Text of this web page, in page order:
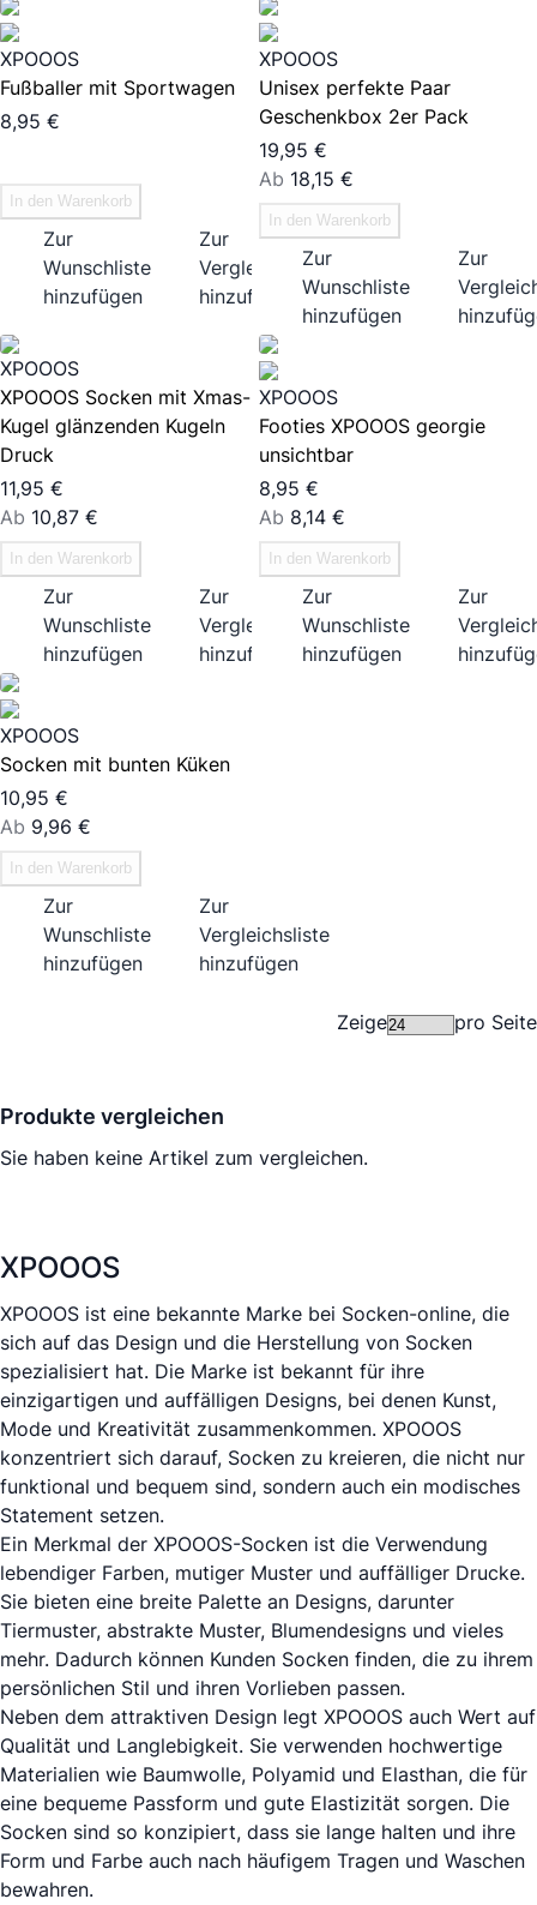
XPOOOS
Fußballer mit Sportwagen
8,95 €
In den Warenkorb
Zur
Wunschliste
hinzufügen
Zur
Vergleichsliste
hinzufügen
XPOOOS
Unisex perfekte Paar
Geschenkbox 2er Pack
19,95 €
Ab 18,15 €
In den Warenkorb
Zur
Wunschliste
hinzufügen
Zur
XPOOOS
XPOOOS Socken mit Xmas-
Kugel glänzenden Kugeln
Druck
11,95 €
Ab 10,87 €
In den Warenkorb
Zur
Wunschliste
hinzufügen
Zur
Vergleichsliste
hinzufügen
XPOOOS
Footies XPOOOS georgie
unsichtbar
8,95 €
Ab 8,14 €
In den Warenkorb
Zur
Wunschliste
hinzufügen
Zur
XPOOOS
Socken mit bunten Küken
10,95 €
Ab 9,96 €
In den Warenkorb
Zur
Wunschliste
hinzufügen
Zur
Vergleichsliste
hinzufügen
Zeige pro Seite
Produkte vergleichen
Sie haben keine Artikel zum vergleichen.
XPOOOS
XPOOOS ist eine bekannte Marke bei Socken-online, die
sich auf das Design und die Herstellung von Socken
spezialisiert hat. Die Marke ist bekannt für ihre
einzigartigen und auffälligen Designs, bei denen Kunst,
Mode und Kreativität zusammenkommen. XPOOOS
konzentriert sich darauf, Socken zu kreieren, die nicht nur
funktional und bequem sind, sondern auch ein modisches
Statement setzen.
Ein Merkmal der XPOOOS-Socken ist die Verwendung
lebendiger Farben, mutiger Muster und auffälliger Drucke.
Sie bieten eine breite Palette an Designs, darunter
Tiermuster, abstrakte Muster, Blumendesigns und vieles
mehr. Dadurch können Kunden Socken finden, die zu ihrem
persönlichen Stil und ihren Vorlieben passen.
Neben dem attraktiven Design legt XPOOOS auch Wert auf
Qualität und Langlebigkeit. Sie verwenden hochwertige
Materialien wie Baumwolle, Polyamid und Elasthan, die für
eine bequeme Passform und gute Elastizität sorgen. Die
Socken sind so konzipiert, dass sie lange halten und ihre
Form und Farbe auch nach häufigem Tragen und Waschen
bewahren.